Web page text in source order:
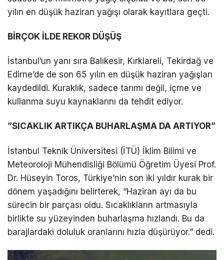
yılın en düşük haziran yağışı olarak kayıtlara geçti.
BİRÇOK İLDE REKOR DÜŞÜŞ
İstanbul’un yanı sıra Balıkesir, Kırklareli, Tekirdağ ve
Edirne’de de son 65 yılın en düşük haziran yağışları
kaydedildi. Kuraklık, sadece tarımı değil, içme ve
kullanma suyu kaynaklarını da tehdit ediyor.
”SICAKLIK ARTIKÇA BUHARLAŞMA DA ARTIYOR”
İstanbul Teknik Üniversitesi (İTÜ) İklim Bilimi ve
Meteoroloji Mühendisliği Bölümü Öğretim Üyesi Prof.
Dr. Hüseyin Toros, Türkiye’nin son iki yıldır kurak bir
dönem yaşadığını belirterek, “Haziran ayı da bu
sürecin bir parçası oldu. Sıcaklıkların artmasıyla
birlikte su yüzeyinden buharlaşma hızlandı. Bu da
barajlardaki doluluk oranlarını hızla düşürüyor.” dedi.